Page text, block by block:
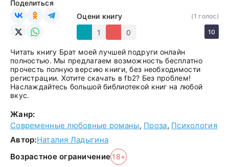
Оцени книгу
1
0
(1 голос)
10
Поделиться
Читать книгу Брат моей лучшей подруги онлайн
полностью. Мы предлагаем возможность бесплатно
прочесть полную версию книги, без необходимости
регистрации. Хотите скачать в fb2? Без проблем!
Наслаждайтесь большой библиотекой книг на любой
вкус.
Жанр:
Современные любовные романы, Проза, Психология
Автор:Наталия Ладыгина
Возрастное ограничение 18+